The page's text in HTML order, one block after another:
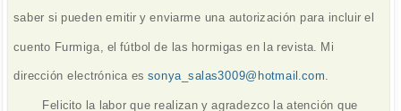
saber si pueden emitir y enviarme una autorización para incluir el
cuento Furmiga, el fútbol de las hormigas en la revista. Mi
dirección electrónica essonya_salas3009@hotmail.com.
Felicito la labor que realizan y agradezco la atención que